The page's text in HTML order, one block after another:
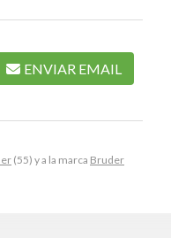
(55) y a la marca Bruder
ENVIAR EMAIL